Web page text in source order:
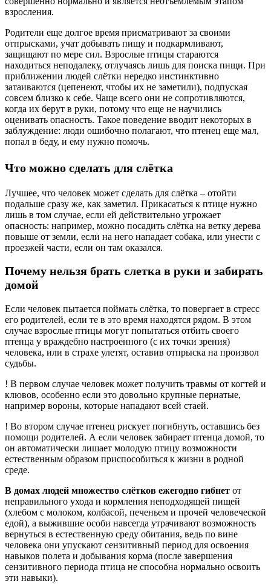
взросления.
Родители еще долгое время присматривают за своими
отпрысками, учат добывать пищу и подкармливают,
защищают по мере сил. Взрослые птицы стараются
находиться неподалеку, отлучаясь лишь для поиска пищи. При
приближении людей слётки нередко инстинктивно
затаиваются (цепенеют, чтобы их не заметили), подпуская
совсем близко к себе. Чаще всего они не сопротивляются,
когда их берут в руки, потому что еще не научились
оценивать опасность. Такое поведение вводит некоторых в
заблуждение: люди ошибочно полагают, что птенец еще мал,
попал в беду, и ему нужно помочь.
Что можно сделать для слётка
Лучшее, что человек может сделать для слётка – отойти
подальше сразу же, как заметил. Прикасаться к птице нужно
лишь в том случае, если ей действительно угрожает
опасность: например, можно посадить слётка на ветку дерева
повыше от земли, если на него нападает собака, или унести с
проезжей части, если он там оказался.
Почему нельзя брать слетка в руки и забирать
домой
Если человек пытается поймать слётка, то повергает в стресс
его родителей, если те в это время находятся рядом. В этом
случае взрослые птицы могут попытаться отбить своего
птенца у враждебно настроенного (с их точки зрения)
человека, или в страхе улетят, оставив отпрыска на произвол
судьбы.
! В первом случае человек может получить травмы от когтей и
клювов, особенно если это довольно крупные пернатые,
например вороны, которые нападают всей стаей.
! Во втором случае птенец рискует погибнуть, оставшись без
помощи родителей. А если человек забирает птенца домой, то
он автоматически лишает молодую птицу возможности
естественным образом приспособиться к жизни в родной
среде.
В домах людей множество слётков ежегодно гибнет от
неправильного ухода и кормления неподходящей пищей
(хлебом с молоком, колбасой, печеньем и прочей человеческой
едой), а выжившие особи навсегда утрачивают возможность
вернуться в естественную среду обитания, ведь по вине
человека они упускают сензитивный период для освоения
навыков полета и добывания корма (после завершения
сензитивного периода птица не способна нормально освоить
эти навыки).